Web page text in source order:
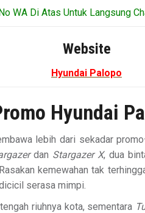
WA Di Atas Untuk Langsung
Website
Hyundai Palopo
Hyundai
lebih dari sekadar
dan Stargazer X, dua
kemewahan tak
serasa mimpi.
riuhnya kota, sementara